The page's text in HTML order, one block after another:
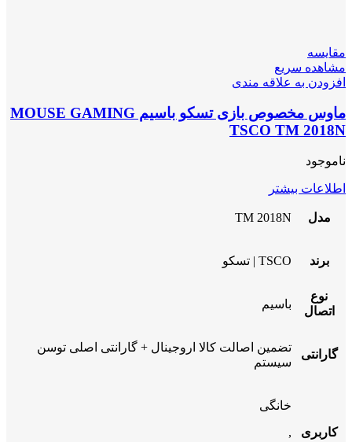
مقایسه
مشاهده سریع
افزودن به علاقه مندی
ماوس مخصوص بازی تسکو باسیم MOUSE GAMING
TSCO TM 2018N
ناموجود
اطلاعات بیشتر
مدل TM 2018N
برند TSCO | تسکو
نوع
اتصال
باسیم
گارانتی
تضمین اصالت کالا اروجینال + گارانتی اصلی توسن
سیستم
کاربری
خانگی
,